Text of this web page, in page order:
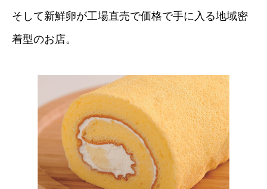
そして新鮮卵が工場直売で価格で手に入る地域密
着型のお店。